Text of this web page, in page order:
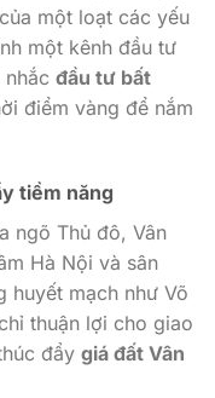
một loạt các yếu
một kênh đầu tư
đầu tư bất
điểm vàng để nắm
tiềm năng
ngõ Thủ đô, Vân
Hà Nội và sân
huyết mạch như Võ
thuận lợi cho giao
đẩy giá đất Vân